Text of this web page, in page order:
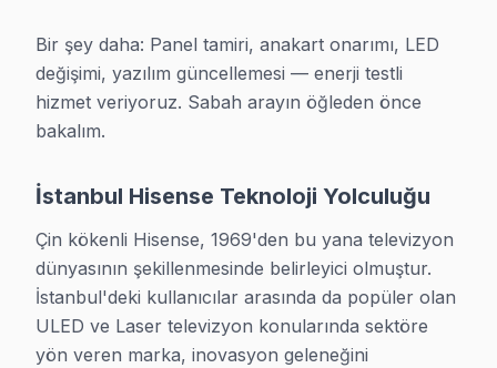
Hisense servis İstanbul - Garantili TV Tamiri
Hisense televizyonlar kaliteli ama arıza yaptığında
Bir de şunu ekleyelim: Hisense'ın Laser görüntüleme
Bir şey daha: Panel tamiri, anakart onarımı, LED
İstanbul Hisense Teknoloji Yolculuğu
Çin kökenli Hisense, 1969'den bu yana televizyon
Teknoloji zaman çizelgesi:
» LCD'den LED'e geçiş döneminin öncülerinden
Bir şey daha: Panel tamiri, anakart onarımı, LED
değişimi, yazılım güncellemesi — enerji testli
hizmet veriyoruz. Sabah arayın öğleden önce
bakalım.
İstanbul Hisense Teknoloji Yolculuğu
Çin kökenli Hisense, 1969'den bu yana televizyon
dünyasının şekillenmesinde belirleyici olmuştur.
İstanbul'deki kullanıcılar arasında da popüler olan
ULED ve Laser televizyon konularında sektöre
yön veren marka, inovasyon geleneğini